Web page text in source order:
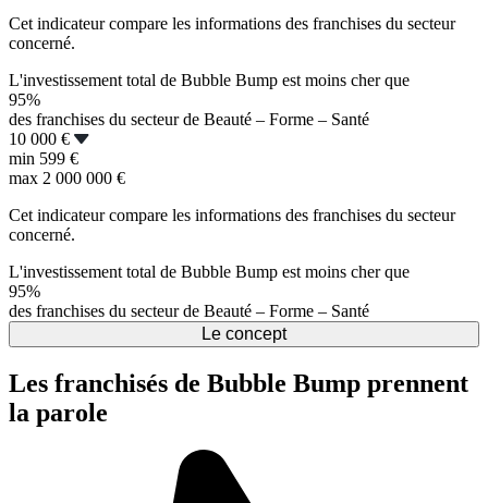
Cet indicateur compare les informations des franchises du secteur
concerné.
L'investissement total de Bubble Bump est moins cher que
95%
des franchises du secteur de Beauté – Forme – Santé
10 000 €
min 599 €
max 2 000 000 €
Cet indicateur compare les informations des franchises du secteur
concerné.
L'investissement total de Bubble Bump est moins cher que
95%
des franchises du secteur de Beauté – Forme – Santé
Le concept
Les franchisés de Bubble Bump prennent
la parole